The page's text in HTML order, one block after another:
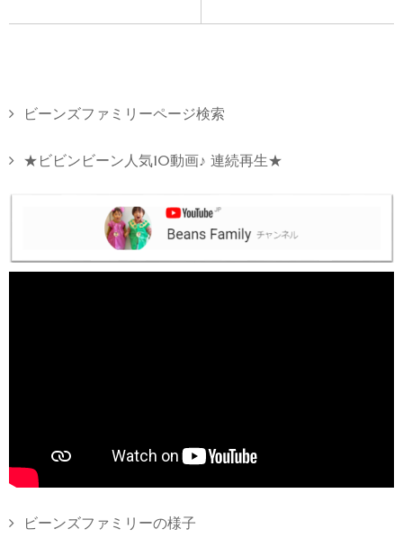
ビーンズファミリーページ検索
★ビビンビーン人気10動画♪ 連続再生★
ビーンズファミリーの様子